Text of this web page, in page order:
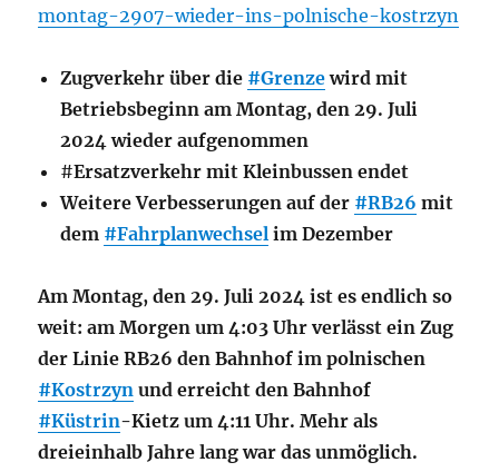
montag-2907-wieder-ins-polnische-kostrzyn
Zugverkehr über die #Grenzewird mit
Betriebsbeginn am Montag, den 29. Juli
2024 wieder aufgenommen
#Ersatzverkehr mit Kleinbussen endet
Weitere Verbesserungen auf der #RB26 mit
dem #Fahrplanwechsel im Dezember
Am Montag, den 29. Juli 2024 ist es endlich so
weit: am Morgen um 4:03 Uhr verlässt ein Zug
der Linie RB26 den Bahnhof im polnischen
#Kostrzyn und erreicht den Bahnhof
#Küstrin-Kietz um 4:11 Uhr. Mehr als
dreieinhalb Jahre lang war das unmöglich.